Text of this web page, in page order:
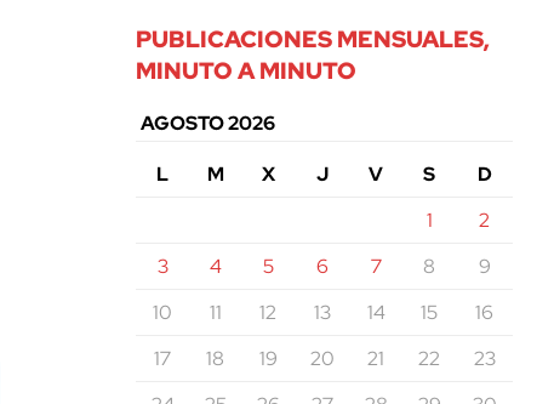
PUBLICACIONES MENSUALES,
MINUTO A MINUTO
AGOSTO 2026
L
M X J V S
D
1
2
3
4 5 6 7 8
9
10
11 12 13 14 15
16
17
18 19 20 21 22
23